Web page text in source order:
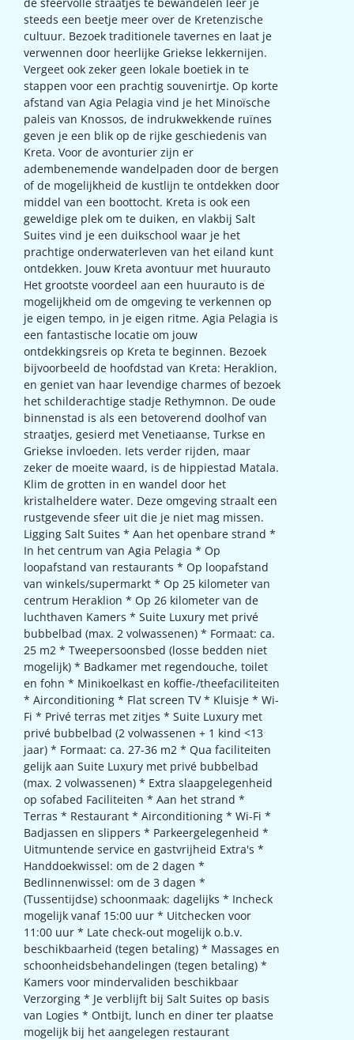
steeds een beetje meer over de Kretenzische
cultuur. Bezoek traditionele tavernes en laat je
verwennen door heerlijke Griekse lekkernijen.
Vergeet ook zeker geen lokale boetiek in te
stappen voor een prachtig souvenirtje. Op korte
afstand van Agia Pelagia vind je het Minoïsche
paleis van Knossos, de indrukwekkende ruïnes
geven je een blik op de rijke geschiedenis van
Kreta. Voor de avonturier zijn er
adembenemende wandelpaden door de bergen
of de mogelijkheid de kustlijn te ontdekken door
middel van een boottocht. Kreta is ook een
geweldige plek om te duiken, en vlakbij Salt
Suites vind je een duikschool waar je het
prachtige onderwaterleven van het eiland kunt
ontdekken. Jouw Kreta avontuur met huurauto
Het grootste voordeel aan een huurauto is de
mogelijkheid om de omgeving te verkennen op
je eigen tempo, in je eigen ritme. Agia Pelagia is
een fantastische locatie om jouw
ontdekkingsreis op Kreta te beginnen. Bezoek
bijvoorbeeld de hoofdstad van Kreta: Heraklion,
en geniet van haar levendige charmes of bezoek
het schilderachtige stadje Rethymnon. De oude
binnenstad is als een betoverend doolhof van
straatjes, gesierd met Venetiaanse, Turkse en
Griekse invloeden. Iets verder rijden, maar
zeker de moeite waard, is de hippiestad Matala.
Klim de grotten in en wandel door het
kristalheldere water. Deze omgeving straalt een
rustgevende sfeer uit die je niet mag missen.
Ligging Salt Suites * Aan het openbare strand *
In het centrum van Agia Pelagia * Op
loopafstand van restaurants * Op loopafstand
van winkels/supermarkt * Op 25 kilometer van
centrum Heraklion * Op 26 kilometer van de
luchthaven Kamers * Suite Luxury met privé
bubbelbad (max. 2 volwassenen) * Formaat: ca.
25 m2 * Tweepersoonsbed (losse bedden niet
mogelijk) * Badkamer met regendouche, toilet
en fohn * Minikoelkast en koffie-/theefaciliteiten
* Airconditioning * Flat screen TV * Kluisje * Wi-
Fi * Privé terras met zitjes * Suite Luxury met
privé bubbelbad (2 volwassenen + 1 kind <13
jaar) * Formaat: ca. 27-36 m2 * Qua faciliteiten
gelijk aan Suite Luxury met privé bubbelbad
(max. 2 volwassenen) * Extra slaapgelegenheid
op sofabed Faciliteiten * Aan het strand *
Terras * Restaurant * Airconditioning * Wi-Fi *
Badjassen en slippers * Parkeergelegenheid *
Uitmuntende service en gastvrijheid Extra's *
Handdoekwissel: om de 2 dagen *
Bedlinnenwissel: om de 3 dagen *
(Tussentijdse) schoonmaak: dagelijks * Incheck
mogelijk vanaf 15:00 uur * Uitchecken voor
11:00 uur * Late check-out mogelijk o.b.v.
beschikbaarheid (tegen betaling) * Massages en
schoonheidsbehandelingen (tegen betaling) *
Kamers voor mindervaliden beschikbaar
Verzorging * Je verblijft bij Salt Suites op basis
van Logies * Ontbijt, lunch en diner ter plaatse
mogelijk bij het aangelegen restaurant